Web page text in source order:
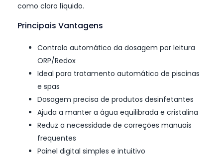
como cloro líquido.
Principais Vantagens
Controlo automático da dosagem por leitura
ORP/Redox
Ideal para tratamento automático de piscinas
e spas
Dosagem precisa de produtos desinfetantes
Ajuda a manter a água equilibrada e cristalina
Reduz a necessidade de correções manuais
frequentes
Painel digital simples e intuitivo